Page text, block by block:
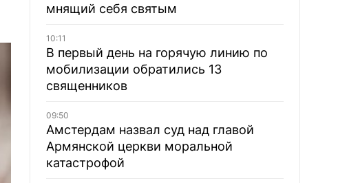
мнящий себя святым
10:11
В первый день на горячую линию по
мобилизации обратились 13
священников
09:50
Амстердам назвал суд над главой
Армянской церкви моральной
катастрофой